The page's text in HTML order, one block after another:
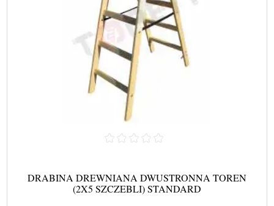
DRABINA DREWNIANA DWUSTRONNA TOREN
(2X5 SZCZEBLI) STANDARD